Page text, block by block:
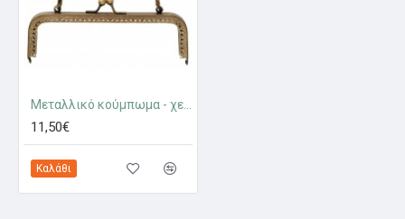
Μεταλλικό κούμπωμα - χερούλι τσάντας Elisabeth Prym 615165
11,50€
Καλάθι